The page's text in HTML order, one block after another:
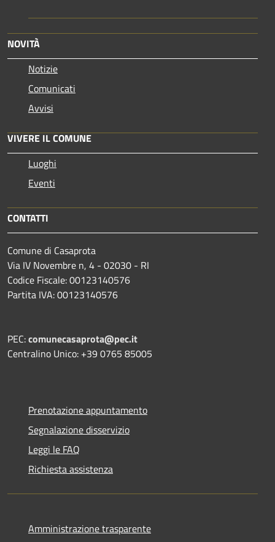
NOVITÀ
Notizie
Comunicati
Avvisi
VIVERE IL COMUNE
Luoghi
Eventi
CONTATTI
Comune di Casaprota
Via IV Novembre n, 4 - 02030 - RI
Codice Fiscale: 00123140576
Partita IVA: 00123140576
PEC:comunecasaprota@pec.it
Centralino Unico: +39 0765 85005
Prenotazione appuntamento
Segnalazione disservizio
Leggi le FAQ
Richiesta assistenza
Amministrazione trasparente